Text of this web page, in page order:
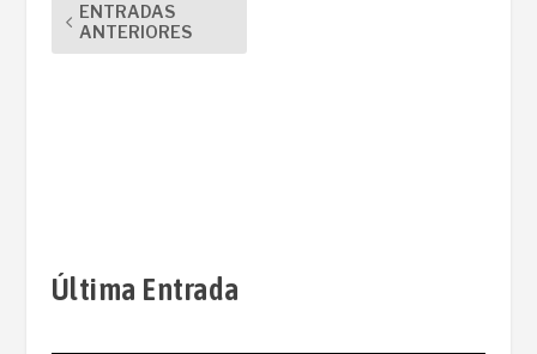
ENTRADAS
ANTERIORES
Última Entrada